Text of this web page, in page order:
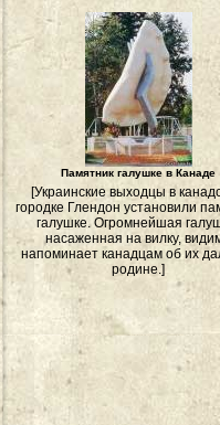
Памятник галушке в Канаде
[Украинские выходцы в
городке Глендон установили
галушке. Огромнейшая
насаженная на вилку,
напоминает канадцам об их
родине.]